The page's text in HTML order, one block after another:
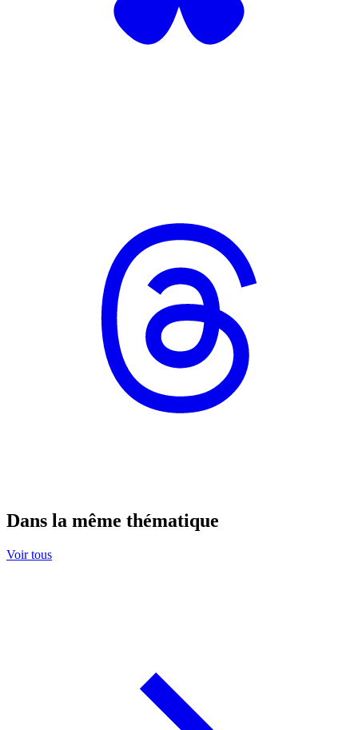
Dans la même thématique
Voir tous